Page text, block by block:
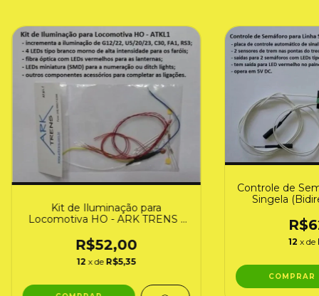
Kit de Iluminação para
Locomotiva HO - ARK TRENS -
R$52,00
12 x de R$5,35
Controle de
Singela
12 x de